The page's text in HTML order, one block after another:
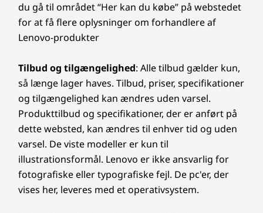
du gå til området “Her kan du købe” på webstedet
for at få flere oplysninger om forhandlere af
Lenovo-produkter
Tilbud og tilgængelighed: Alle tilbud gælder kun,
så længe lager haves. Tilbud, priser, specifikationer
og tilgængelighed kan ændres uden varsel.
Produkttilbud og specifikationer, der er anført på
dette websted, kan ændres til enhver tid og uden
varsel. De viste modeller er kun til
illustrationsformål. Lenovo er ikke ansvarlig for
fotografiske eller typografiske fejl. De pc'er, der
vises her, leveres med et operativsystem.